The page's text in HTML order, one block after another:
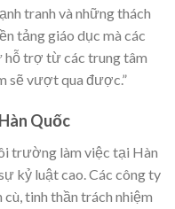
tranh và những thách
tảng giáo dục mà các
hỗ trợ từ các trung tâm
sẽ vượt qua được.”
Quốc
trường làm việc tại Hàn
kỷ luật cao. Các công ty
cù, tinh thần trách nhiệm